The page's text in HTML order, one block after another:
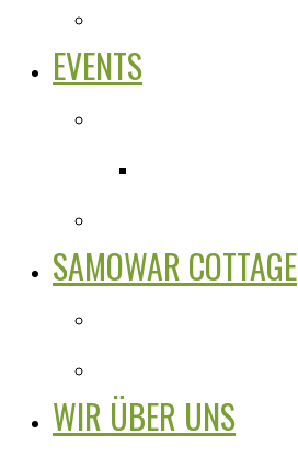
EVENTS
SAMOWAR COTTAGE
WIR ÜBER UNS